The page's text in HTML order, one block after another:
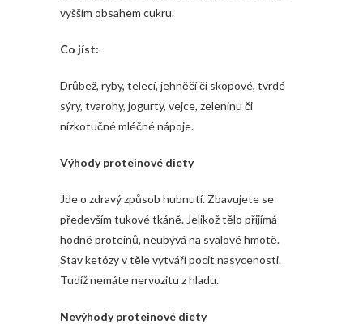
vyšším obsahem cukru.
Co jíst:
Drůbež, ryby, telecí, jehněčí či skopové, tvrdé
sýry, tvarohy, jogurty, vejce, zeleninu či
nízkotučné mléčné nápoje.
Výhody proteinové diety
Jde o zdravý způsob hubnutí. Zbavujete se
především tukové tkáně. Jelikož tělo přijímá
hodně proteinů, neubývá na svalové hmotě.
Stav ketózy v těle vytváří pocit nasycenosti.
Tudíž nemáte nervozitu z hladu.
Nevýhody proteinové diety